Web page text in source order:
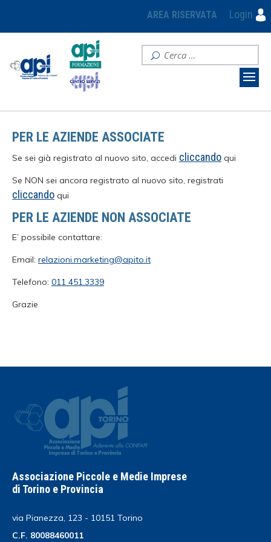
AREA RISERVATA Login
PER LE AZIENDE ASSOCIATE
Se sei già registrato al nuovo sito, accedi cliccando qui
Se NON sei ancora registrato al nuovo sito, registrati
cliccando qui
PER LE AZIENDE NON ASSOCIATE
E’ possibile contattare:
Email: relazioni.marketing@apito.it
Telefono: 011 451.3339
Grazie
Associazione Piccole e Medie Imprese
di Torino e Provincia
via Pianezza, 123 - 10151 Torino
C.F. 80088460011